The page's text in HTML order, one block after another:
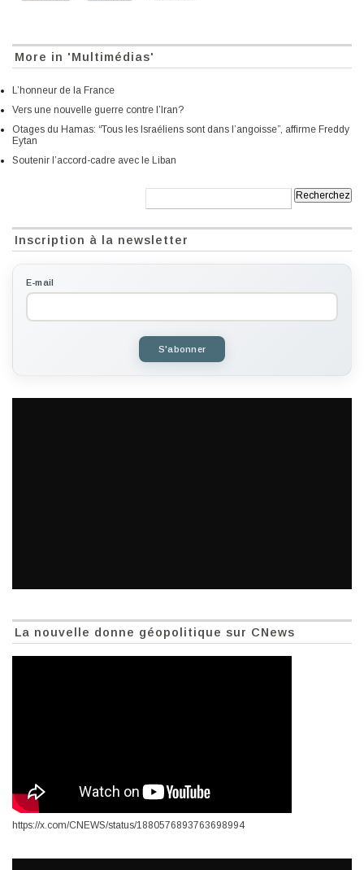
More in 'Multimédias'
L’honneur de la France
Vers une nouvelle guerre contre l’Iran?
Otages du Hamas: “Tous les Israéliens sont dans l’angoisse”, affirme Freddy
Eytan
Soutenir l’accord-cadre avec le Liban
Recherche:
Inscription à la newsletter
E-mail
S'abonner
La nouvelle donne géopolitique sur CNews
https://x.com/CNEWS/status/1880576893763698994